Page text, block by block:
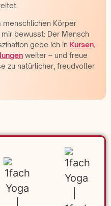
menschlichen Körper
bewusst: Der Mensch
gebe ich in Kursen,
weiter – und freue
zu natürlicher, freudvoller